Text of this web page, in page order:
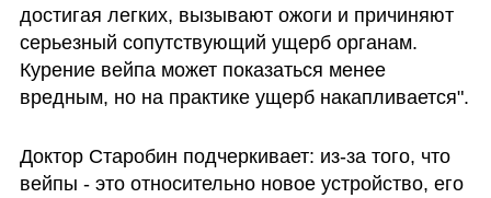
достигая легких, вызывают ожоги и причиняют
серьезный сопутствующий ущерб органам.
Курение вейпа может показаться менее
вредным, но на практике ущерб накапливается".
Доктор Старобин подчеркивает: из-за того, что
вейпы - это относительно новое устройство, его